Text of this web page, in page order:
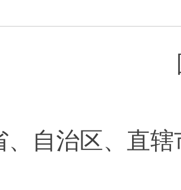
、自治区、直